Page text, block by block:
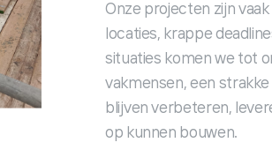
Onze projecten zijn
locaties, krappe
situaties komen we tot
vakmensen, een
blijven verbeteren,
op kunnen bouwen.